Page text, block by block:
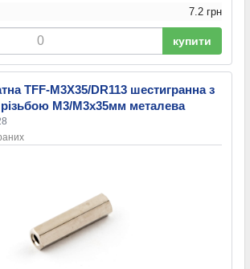
7.2 грн
купити
TFF-M3X35/DR113 шестигранна з
М3/М3х35мм металева